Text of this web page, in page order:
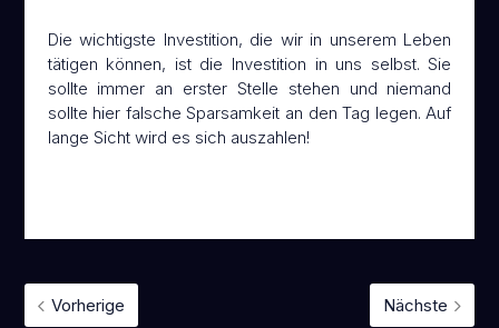
Die wichtigste Investition, die wir in unserem Leben
tätigen können, ist die Investition in uns selbst. Sie
sollte immer an erster Stelle stehen und niemand
sollte hier falsche Sparsamkeit an den Tag legen. Auf
lange Sicht wird es sich auszahlen!
Vorherige Nächste